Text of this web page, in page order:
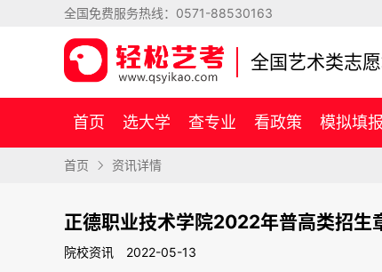
全国免费服务热线： 0571-88530163
全国艺术类志
首页 选大学 查专业 看政策 模拟填报
首页 资讯详情
正德职业技术学院2022年普高类招生
院校资讯 2022-05-13